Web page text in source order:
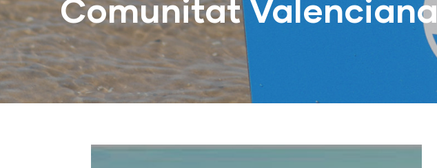
Comunitat Valenciana